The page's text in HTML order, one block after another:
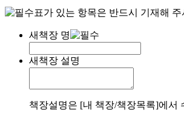
표가 있는 항목은 반드시 기재해
새책장 명
새책장 설명
책장설명은 [내 책장/책장목록]에서